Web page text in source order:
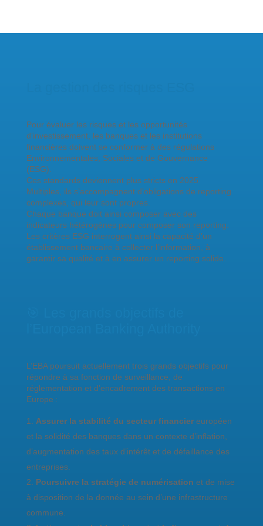
Pour évaluer les risques et les opportunités
d’investissement, les banques et les institutions
financières doivent se conformer à des régulations
Environnementales, Sociales et de Gouvernance
(ESG).
Ces standards deviennent plus stricts en 2025.
Multiples, ils s’accompagnent d’obligations de reporting
complexes, qui leur sont propres.
Chaque banque doit ainsi composer avec des
indicateurs hétérogènes pour composer son reporting.
Les critères ESG interrogent ainsi la capacité d’un
établissement bancaire à collecter l’information, à
garantir sa qualité et à en assurer un reporting solide.
L’EBA poursuit actuellement trois grands objectifs pour
répondre à sa fonction de surveillance, de
réglementation et d’encadrement des transactions en
Europe :
Assurer la stabilité du secteur financiereuropéen
et la solidité des banques dans un contexte d’inflation,
d’augmentation des taux d’intérêt et de défaillance des
entreprises.
Poursuivre la stratégie de numérisation et de mise
à disposition de la donnée au sein d’une infrastructure
commune.